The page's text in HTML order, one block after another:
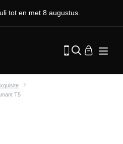
tot en met 8 augustus.
T5